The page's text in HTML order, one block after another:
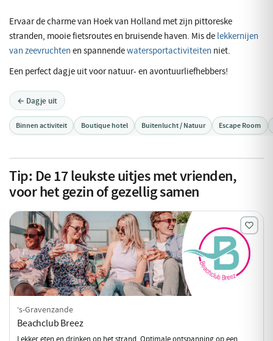
Ervaar de charme van Hoek van Holland met zijn pittoreske
stranden, mooie fietsroutes en bruisende haven. Mis de lekkernijen
van zeevruchten en spannendewatersportactiviteiten niet.
Een perfect dagje uit voor natuur- en avontuurliefhebbers!
← Dagje uit
Binnen activiteit Boutique hotel Buitenlucht / Natuur Escape Room
Tip: De17leukste uitjes met vrienden,
voor het gezin of gezellig samen
‘s-Gravenzande
Beachclub Breez
Lekker eten en drinken op het strand. Optimale ontspanning op een